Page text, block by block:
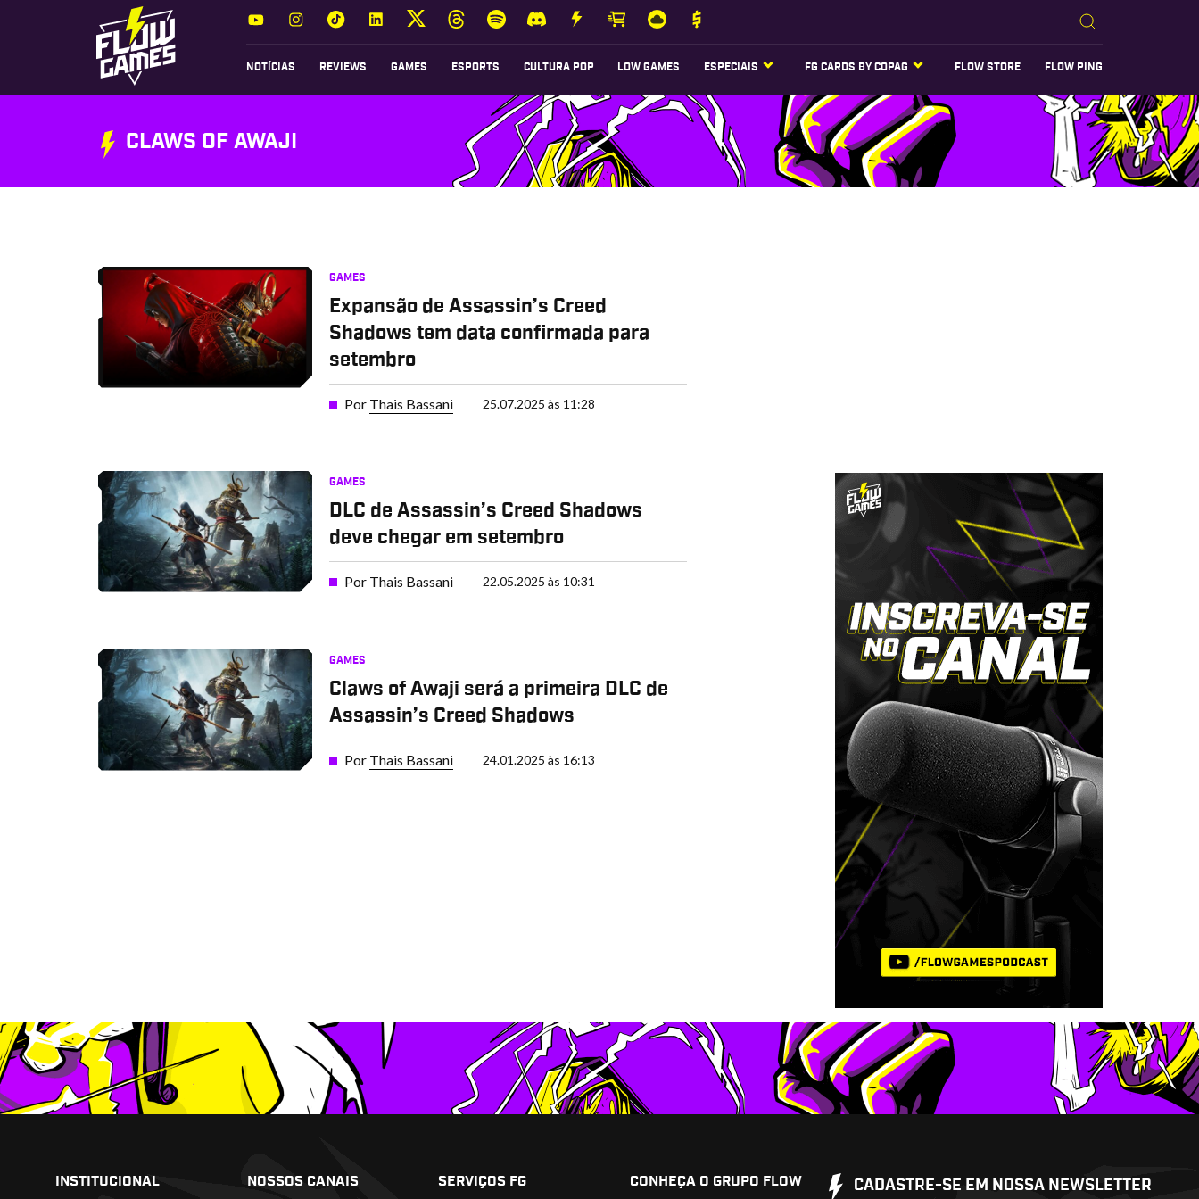
NOTÍCIAS REVIEWS GAMES ESPORTS CULTURA POP LOW GAMES ESPECIAIS FG CARDS BY COPAG FLOW STORE FLOW PING
CLAWS OF AWAJI
GAMES
Expansão de Assassin’s Creed
Shadows tem data confirmada para
setembro
Por Thais Bassani 25.07.2025 às 11:28
GAMES
DLC de Assassin’s Creed Shadows
deve chegar em setembro
Por Thais Bassani 22.05.2025 às 10:31
GAMES
Claws of Awaji será a primeira DLC de
Assassin’s Creed Shadows
Por Thais Bassani 24.01.2025 às 16:13
INSTITUCIONAL NOSSOS CANAIS SERVIÇOS FG CONHEÇA O GRUPO FLOW CADASTRE-SE EM NOSSA NEWSLETTER